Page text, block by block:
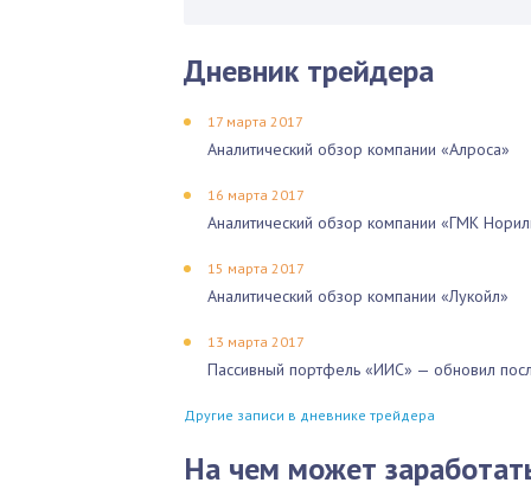
Дневник трейдера
17 марта 2017
Аналитический обзор компании «Алроса»
16 марта 2017
Аналитический обзор компании «ГМК
15 марта 2017
Аналитический обзор компании «Лукойл»
13 марта 2017
Пассивный портфель «ИИС» — обновил
Другие записи в дневнике трейдера
На чем может